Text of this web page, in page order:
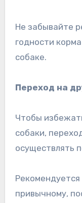
Не забывайте
годности
собаке.
Переход на
Чтобы
собаки,
осуществлять
привычному,